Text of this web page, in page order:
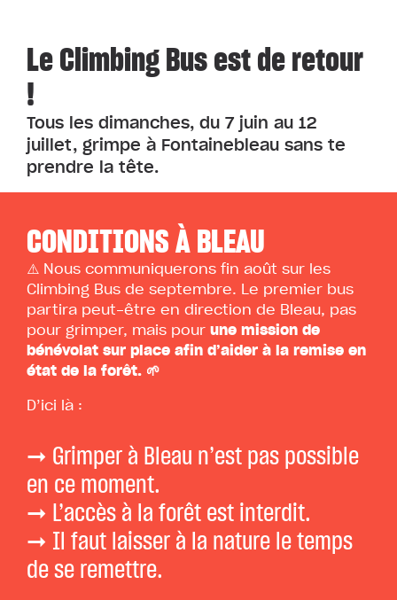
Le Climbing Bus est de retour
!
Tous les dimanches, du 7 juin au 12
juillet, grimpe à Fontainebleau sans te
prendre la tête.
CONDITIONS À BLEAU
⚠️ Nous communiquerons fin août sur les
Climbing Bus de septembre. Le premier bus
partira peut-être en direction de Bleau, pas
pour grimper, mais pour une mission de
bénévolat sur place afin d’aider à la remise en
état de la forêt. 🌱
D’ici là :
➞ Grimper à Bleau n’est pas possible
en ce moment.
➞ L’accès à la forêt est interdit.
➞ Il faut laisser à la nature le temps
de se remettre.